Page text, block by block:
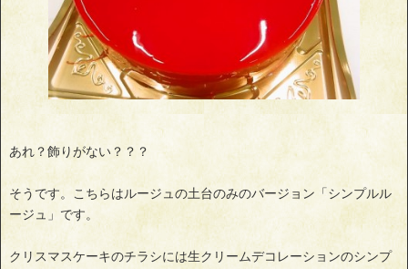
あれ？飾りがない？？？
そうです。こちらはルージュの土台のみのバージョン「シンプルル
ージュ」です。
クリスマスケーキのチラシには生クリームデコレーションのシンプ